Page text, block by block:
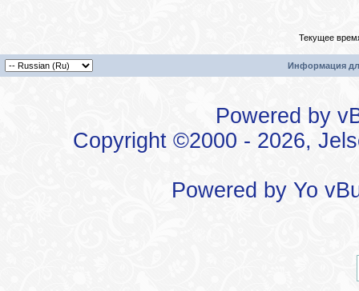
Текущее
Информация
Powered by
Copyright ©2000 - 2026,
Powered by Yo